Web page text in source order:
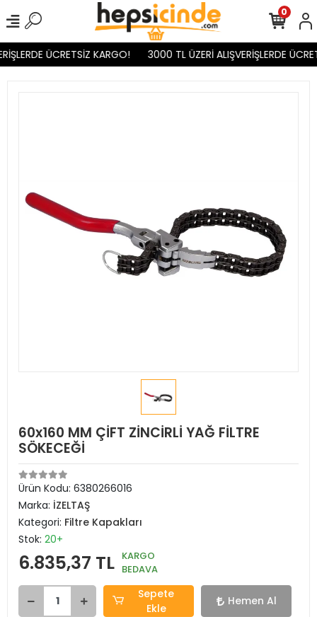
ÜCRETSİZ KARGO! 3000 TL ÜZERİ ALIŞVERİŞLERDE
0
60x160 MM ÇİFT ZİNCİRLİ YAĞ FİLTRE
SÖKECEĞİ
Ürün Kodu: 6380266016
Marka: İZELTAŞ
Kategori: Filtre Kapakları
Stok: 20+
6.835,37 TL KARGO
BEDAVA
Sepete
Ekle
Hemen Al